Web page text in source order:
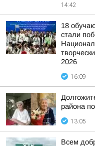
14:42
18
стали
2026
16:09
района
13:05
Всем